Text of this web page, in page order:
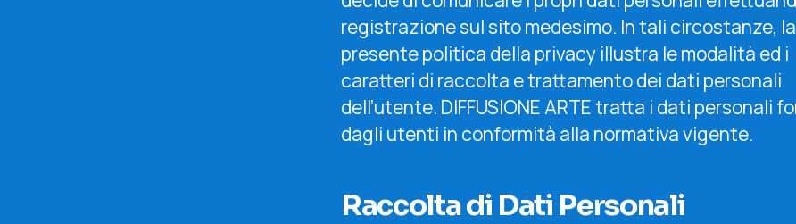
registrazione sul sito medesimo. In tali circostanze, la
presente politica della privacy illustra le modalità ed i
caratteri di raccolta e trattamento dei dati personali
dell’utente. DIFFUSIONE ARTE tratta i dati personali
dagli utenti in conformità alla normativa vigente.
Raccolta di Dati Personali